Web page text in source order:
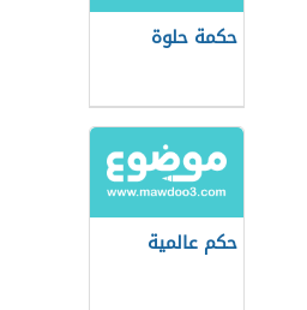
حكمة حلوة
حكم عالمية